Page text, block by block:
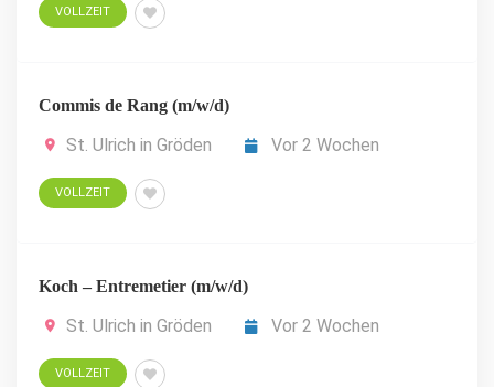
VOLLZEIT
Commis de Rang (m/w/d)
St. Ulrich in Gröden Vor 2 Wochen
VOLLZEIT
Koch – Entremetier (m/w/d)
St. Ulrich in Gröden Vor 2 Wochen
VOLLZEIT